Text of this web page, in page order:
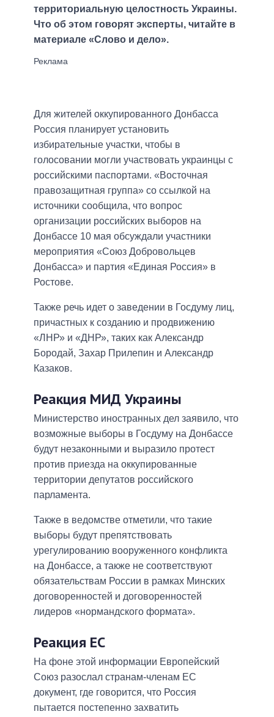
территориальную целостность Украины.
Что об этом говорят эксперты, читайте в
материале «Слово и дело».
Для жителей оккупированного Донбасса
Россия планирует установить
избирательные участки, чтобы в
голосовании могли участвовать украинцы с
российскими паспортами. «Восточная
правозащитная группа» со ссылкой на
источники сообщила, что вопрос
организации российских выборов на
Донбассе 10 мая обсуждали участники
мероприятия «Союз Добровольцев
Донбасса» и партия «Единая Россия» в
Ростове.
Также речь идет о заведении в Госдуму лиц,
причастных к созданию и продвижению
«ЛНР» и «ДНР», таких как Александр
Бородай, Захар Прилепин и Александр
Казаков.
Реакция МИД Украины
Министерство иностранных дел заявило, что
возможные выборы в Госдуму на Донбассе
будут незаконными и выразило протест
против приезда на оккупированные
территории депутатов российского
парламента.
Также в ведомстве отметили, что такие
выборы будут препятствовать
урегулированию вооруженного конфликта
на Донбассе, а также не соответствуют
обязательствам России в рамках Минских
договоренностей и договоренностей
лидеров «нормандского формата».
Реакция ЕС
На фоне этой информации Европейский
Союз разослал странам-членам ЕС
документ, где говорится, что Россия
пытается постепенно захватить